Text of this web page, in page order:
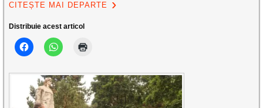
CITEȘTE MAI DEPARTE
Distribuie acest articol